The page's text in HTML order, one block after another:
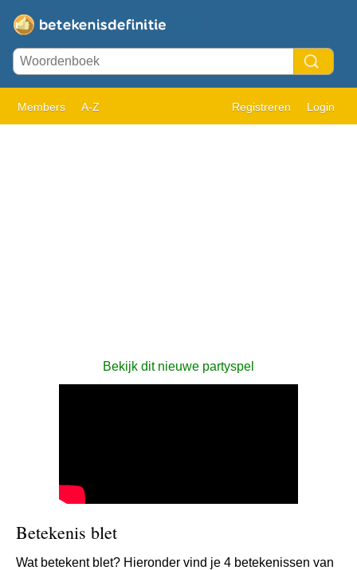
Members A-Z Registreren Login
Bekijk dit nieuwe partyspel
Betekenis blet
Wat betekent blet? Hieronder vind je 4 betekenissen van